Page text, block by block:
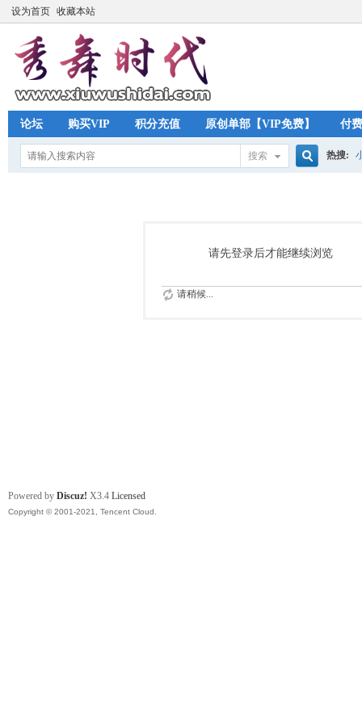
设为首页 收藏本站
论坛 购买VIP 积分充值 原创单部【VIP免费】 付
搜索
索
热搜:
请先登录后才能继续浏览
请稍候...
Powered by Discuz! X3.4 Licensed
Copyright © 2001-2021, Tencent Cloud.